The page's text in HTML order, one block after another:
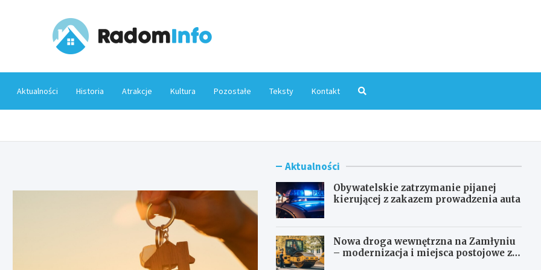
Aktualności Historia Atrakcje Kultura Pozostałe Teksty Kontakt
Aktualności
Obywatelskie zatrzymanie pijanej
kierującej z zakazem prowadzenia auta
Nowa droga wewnętrzna na Zamłyniu
– modernizacja i miejsca postojowe za